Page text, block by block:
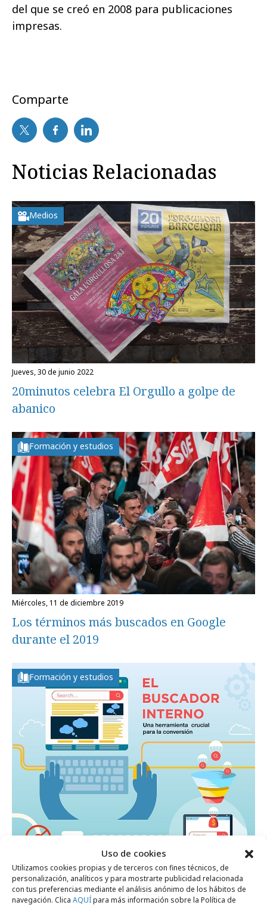
Uso de cookies
Utilizamos cookies propias y de terceros con fines técnicos, de
personalización, analíticos y para mostrarte publicidad relacionada
con tus preferencias mediante el análisis anónimo de los hábitos de
navegación. Clica AQUÍpara más información sobre la Política de
del que se creó en 2008 para publicaciones
impresas.
Comparte
Noticias Relacionadas
Medios
jueves, 30 de junio 2022
20minutos celebra El Orgullo a golpe de
abanico
Formación y estudios
miércoles, 11 de diciembre 2019
Los términos más buscados en Google
durante el 2019
Formación y estudios
lunes, 28 de noviembre 2016